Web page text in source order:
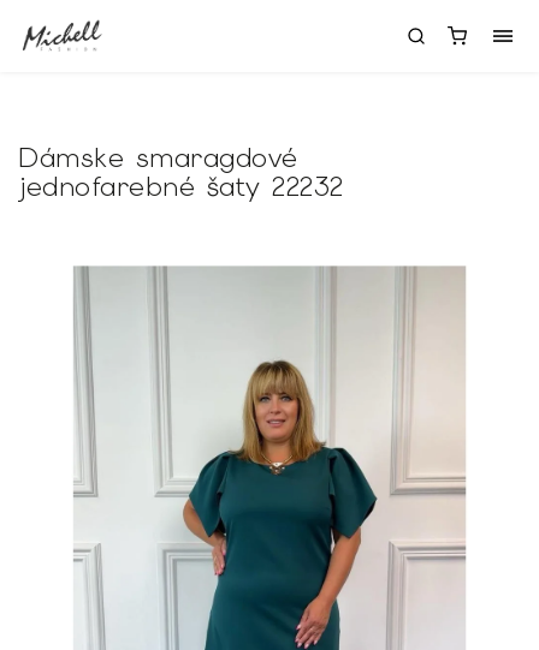
Dámske smaragdové
jednofarebné šaty 22232